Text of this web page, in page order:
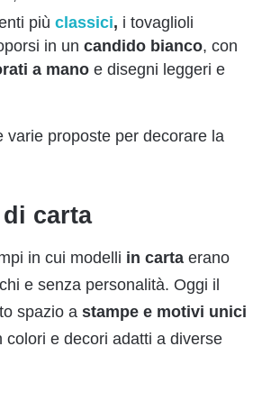
più classici, i tovaglioli
in un candido bianco, con
a mano e disegni leggeri e
varie proposte per decorare la
carta
in cui modelli in carta erano
e senza personalità. Oggi il
spazio a stampe e motivi unici
colori e decori adatti a diverse